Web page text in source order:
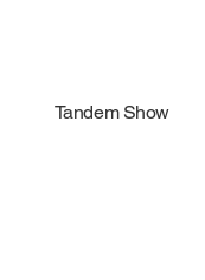
Tandem Show